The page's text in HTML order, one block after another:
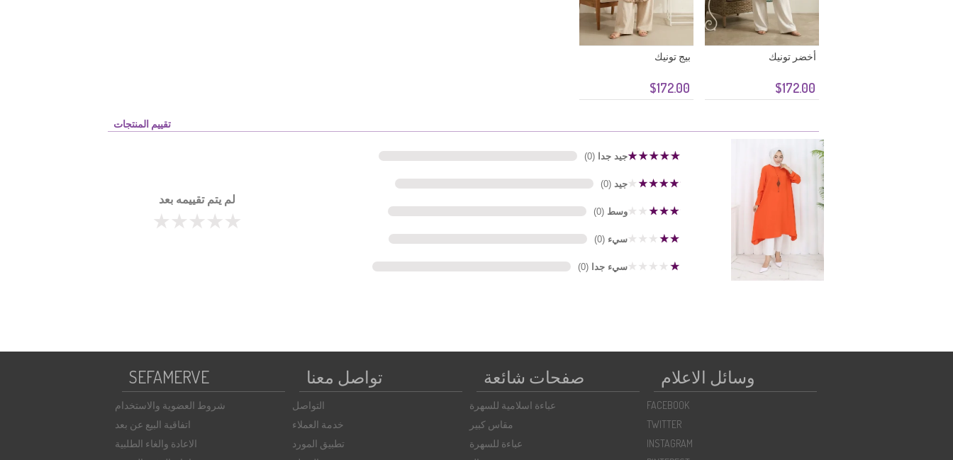
$172.00
أخضر تونيك
$172.00
بيج تونيك
تقييم المنتجات
جيد جدا (0)
جيد (0)
وسط (0)
سيء (0)
سيء جدا (0)
لم يتم تقييمه بعد
SEFAMERVE
شروط العضوية والاستخدام
اتفاقية البيع عن بعد
الاعادة والغاء الطلبية
تواصل معنا
التواصل
خدمة العملاء
تطبيق المورد
صفحات شائعة
عباءة اسلامية للسهرة
مقاس كبير
عباءة للسهرة
وسائل الاعلام
FACEBOOK
TWITTER
INSTAGRAM